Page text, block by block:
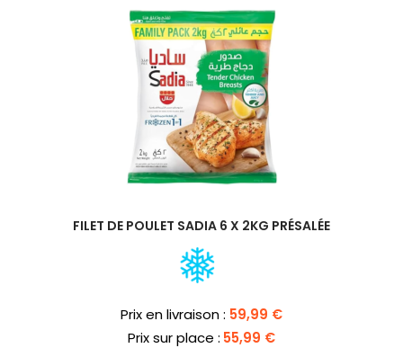
FILET DE POULET SADIA 6 X 2KG PRÉSALÉE
Prix
Prix en livraison : 59,99 €
Prix sur place : 55,99 €